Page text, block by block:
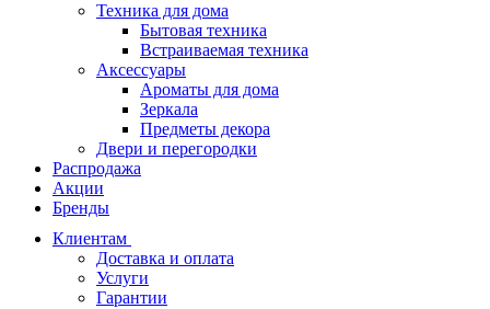
Техника для дома
Бытовая техника
Встраиваемая техника
Аксессуары
Ароматы для дома
Зеркала
Предметы декора
Двери и перегородки
Распродажа
Акции
Бренды
Клиентам
Доставка и оплата
Услуги
Гарантии